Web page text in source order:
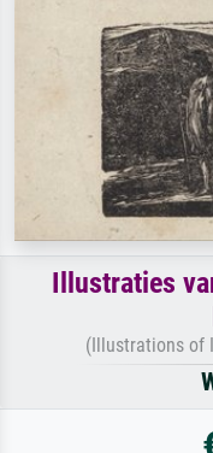
Illustraties
(Illustrations of